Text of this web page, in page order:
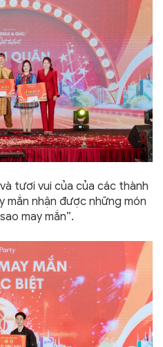
tươi vui của của các thành
mắn nhận được những món
may mắn”.